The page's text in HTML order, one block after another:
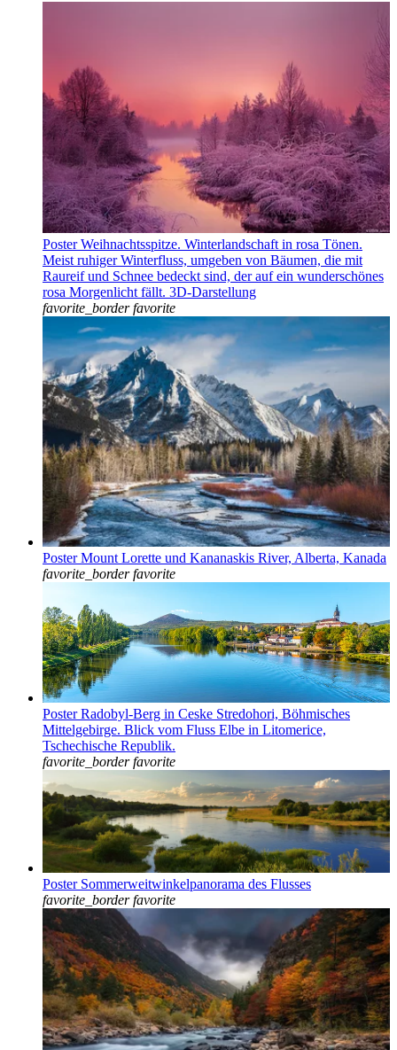
Poster Weihnachtsspitze. Winterlandschaft in rosa Tönen.
Meist ruhiger Winterfluss, umgeben von Bäumen, die mit
Raureif und Schnee bedeckt sind, der auf ein wunderschönes
rosa Morgenlicht fällt. 3D-Darstellung
favorite_border favorite
Poster Mount Lorette und Kananaskis River, Alberta, Kanada
favorite_border favorite
Poster Radobyl-Berg in Ceske Stredohori, Böhmisches
Mittelgebirge. Blick vom Fluss Elbe in Litomerice,
Tschechische Republik.
favorite_border favorite
Poster Sommerweitwinkelpanorama des Flusses
favorite_border favorite